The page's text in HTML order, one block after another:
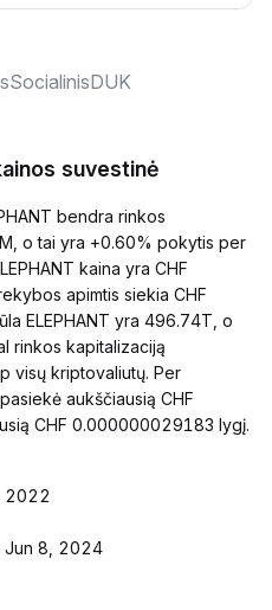
SocialinisDUK
suvestinė
bendra rinkos
o tai yra +0.60% pokytis per
kaina yra CHF
apimtis siekia CHF
ELEPHANT yra 496.74T, o
rinkos kapitalizaciją
visų kriptovaliutų. Per
aukščiausią CHF
CHF 0.000000029183 lygį.
2022
Jun 8, 2024